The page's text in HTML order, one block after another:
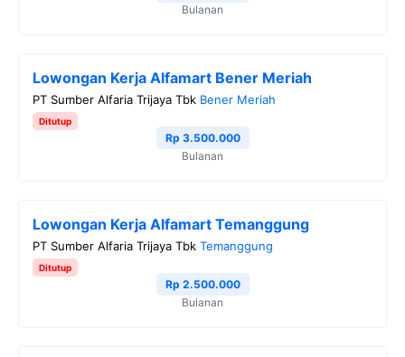
Bulanan
Lowongan Kerja Alfamart Bener Meriah
PT Sumber Alfaria Trijaya Tbk Bener Meriah
Ditutup
Rp 3.500.000
Bulanan
Lowongan Kerja Alfamart Temanggung
PT Sumber Alfaria Trijaya Tbk Temanggung
Ditutup
Rp 2.500.000
Bulanan